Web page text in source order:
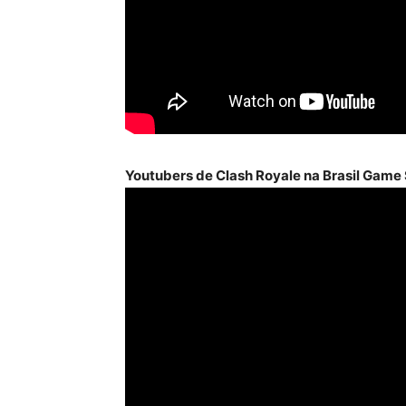
Youtubers de Clash Royale na Brasil Game